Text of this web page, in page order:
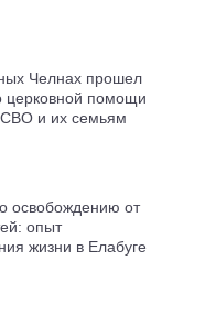
Челнах прошел
церковной помощи
и их семьям
освобождению от
опыт
жизни в Елабуге